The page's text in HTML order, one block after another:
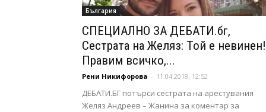
България
СПЕЦИАЛНО ЗА ДЕБАТИ.бг,
Сестрата на Желяз: Той е невинен!
Правим всичко,...
Рени Никифорова - 11.04.2018, 12:52
ДЕБАТИ.БГ потърси сестрата на арестувания
Желяз Андреев – Жанина за коментар за